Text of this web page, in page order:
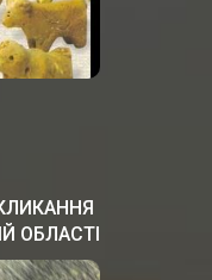
ОБЛАСТІ